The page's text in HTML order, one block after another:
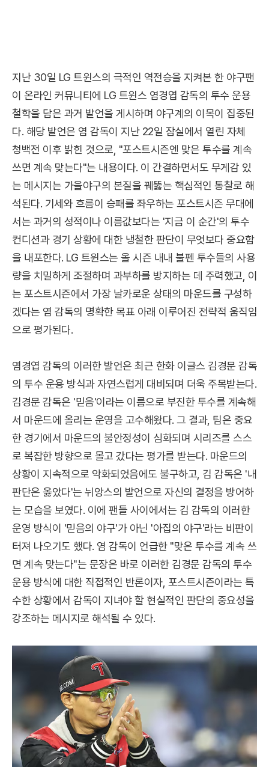
지난 30일 LG 트윈스의 극적인 역전승을 지켜본 한 야구팬
이 온라인 커뮤니티에 LG 트윈스 염경엽 감독의 투수 운용
철학을 담은 과거 발언을 게시하며 야구계의 이목이 집중된
다. 해당 발언은 염 감독이 지난 22일 잠실에서 열린 자체
청백전 이후 밝힌 것으로, "포스트시즌엔 맞은 투수를 계속
쓰면 계속 맞는다"는 내용이다. 이 간결하면서도 무게감 있
는 메시지는 가을야구의 본질을 꿰뚫는 핵심적인 통찰로 해
석된다. 기세와 흐름이 승패를 좌우하는 포스트시즌 무대에
서는 과거의 성적이나 이름값보다는 '지금 이 순간'의 투수
컨디션과 경기 상황에 대한 냉철한 판단이 무엇보다 중요함
을 내포한다. LG 트윈스는 올 시즌 내내 불펜 투수들의 사용
량을 치밀하게 조절하며 과부하를 방지하는 데 주력했고, 이
는 포스트시즌에서 가장 날카로운 상태의 마운드를 구성하
겠다는 염 감독의 명확한 목표 아래 이루어진 전략적 움직임
으로 평가된다.
염경엽 감독의 이러한 발언은 최근 한화 이글스 김경문 감독
의 투수 운용 방식과 자연스럽게 대비되며 더욱 주목받는다.
김경문 감독은 '믿음'이라는 이름으로 부진한 투수를 계속해
서 마운드에 올리는 운영을 고수해왔다. 그 결과, 팀은 중요
한 경기에서 마운드의 불안정성이 심화되며 시리즈를 스스
로 복잡한 방향으로 몰고 갔다는 평가를 받는다. 마운드의
상황이 지속적으로 악화되었음에도 불구하고, 김 감독은 '내
판단은 옳았다'는 뉘앙스의 발언으로 자신의 결정을 방어하
는 모습을 보였다. 이에 팬들 사이에서는 김 감독의 이러한
운영 방식이 '믿음의 야구'가 아닌 '아집의 야구'라는 비판이
터져 나오기도 했다. 염 감독이 언급한 "맞은 투수를 계속 쓰
면 계속 맞는다"는 문장은 바로 이러한 김경문 감독의 투수
운용 방식에 대한 직접적인 반론이자, 포스트시즌이라는 특
수한 상황에서 감독이 지녀야 할 현실적인 판단의 중요성을
강조하는 메시지로 해석될 수 있다.